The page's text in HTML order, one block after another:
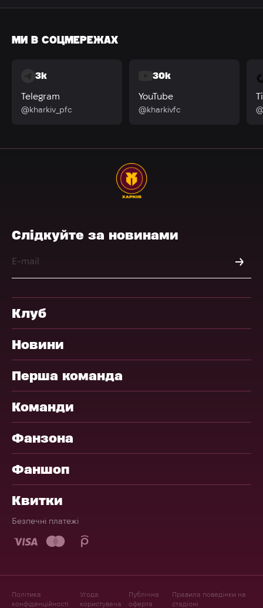
МИ В СОЦМЕРЕЖАХ
3k
Telegram
@kharkiv_pfc
30k
YouTube
@kharkivfc
Слідкуйте за новинами
Клуб
Новини
Перша команда
Команди
Фанзона
Фаншоп
Квитки
Безпечні платежі
Політика
конфіденційності
Угода
користувача
Публічна
оферта
Правила поведінки на
стадіоні